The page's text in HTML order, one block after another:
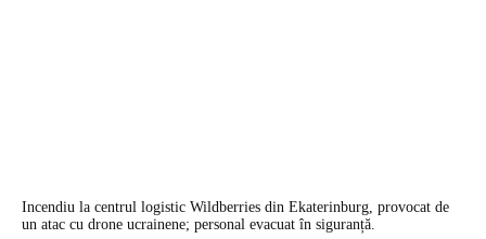
Incendiu la centrul logistic Wildberries din Ekaterinburg, provocat de
un atac cu drone ucrainene; personal evacuat în siguranță.